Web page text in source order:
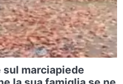
marciapiede